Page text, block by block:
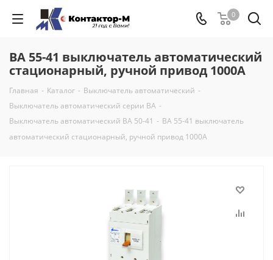
0
ВА 55-41 выключатель автоматический
стационарный, ручной привод 1000А
Главная - Каталог - Выключатель автоматический -
Выключатель автоматический серии ВА -
Выключатель автоматический ВА 50-41 - ВА 55-41 выключатель
автоматический стационарный, ручной привод 1000А